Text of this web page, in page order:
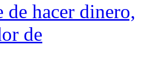
de hacer dinero,
de